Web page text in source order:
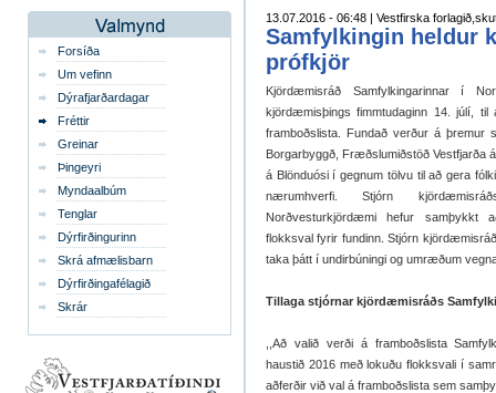
Forsíða
Um vefinn
Dýrafjarðardagar
Fréttir
Greinar
Þingeyri
Myndaalbúm
Tenglar
Dýrfirðingurinn
Skrá afmælisbarn
Dýrfirðingafélagið
Skrár
13.07.2016 - 06:48 | Vestfirska
Samfylkingin heldur
prófkjör
Kjördæmisráð Samfylkingarinnar í
kjördæmisþings fimmtudaginn 14. júlí,
framboðslista. Fundað verður á þremur
Borgarbyggð, Fræðslumiðstöð Vestfjarða
á Blönduósi í gegnum tölvu til að gera
nærumhverfi. Stjórn
Norðvesturkjördæmi hefur samþykkt
flokksval fyrir fundinn. Stjórn
taka þátt í undirbúningi og umræðum
Tillaga stjórnar kjördæmisráðs
,,Að valið verði á framboðslista
haustið 2016 með lokuðu flokksvali í
aðferðir við val á framboðslista sem